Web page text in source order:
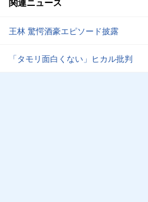
王林 驚愕酒豪エピソード披露
「タモリ面白くない」ヒカル批判